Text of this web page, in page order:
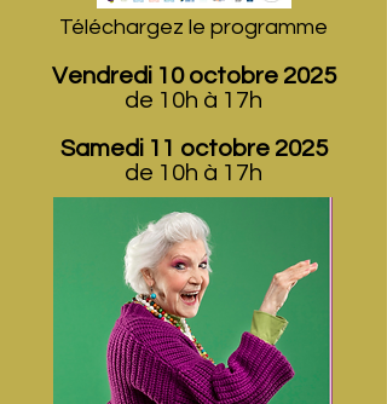
Téléchargez le programme
Vendredi 10 octobre 2025
de 10h à 17h
Samedi 11 octobre 2025
de 10h à 17h